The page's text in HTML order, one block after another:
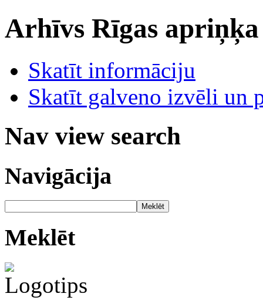
Arhīvs Rīgas
Skatīt informāciju
Skatīt galveno izvēli un
Nav view search
Navigācija
Meklēt
Meklēt